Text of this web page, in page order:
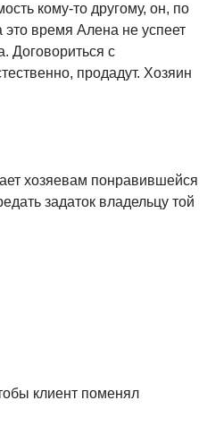
кому-то другому, он, по
время Алена не успеет
Договориться с
продадут. Хозяин
хозяевам понравившейся
задаток владельцу той
клиент поменял